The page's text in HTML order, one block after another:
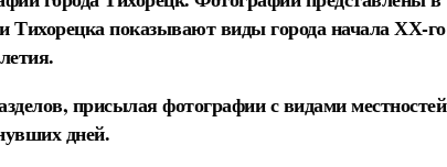
Тихорецка показывают виды города начала ХХ-го
присылая фотографии с видами местностей
дней.